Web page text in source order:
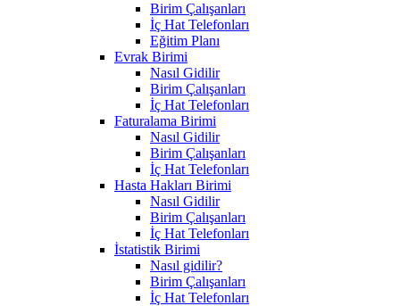
Birim Çalışanları
İç Hat Telefonları
Eğitim Planı
Evrak Birimi
Nasıl Gidilir
Birim Çalışanları
İç Hat Telefonları
Faturalama Birimi
Nasıl Gidilir
Birim Çalışanları
İç Hat Telefonları
Hasta Hakları Birimi
Nasıl Gidilir
Birim Çalışanları
İç Hat Telefonları
İstatistik Birimi
Nasıl gidilir?
Birim Çalışanları
İç Hat Telefonları